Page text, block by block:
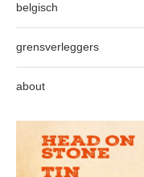
belgisch
grensverleggers
about